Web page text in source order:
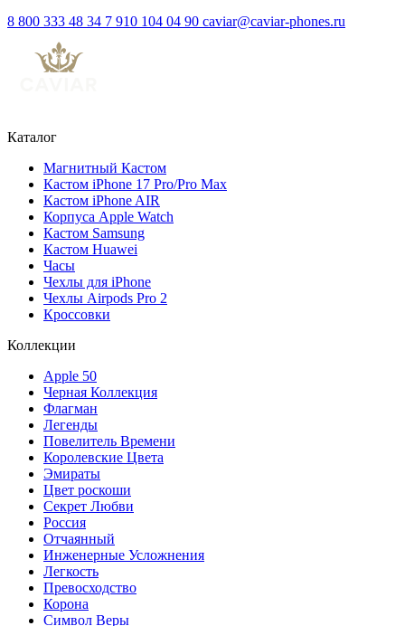
8 800 333 48 34 7 910 104 04 90 caviar@caviar-phones.ru
Каталог
Магнитный Кастом
Кастом iPhone 17 Pro/Pro Max
Кастом iPhone AIR
Корпуса Apple Watch
Кастом Samsung
Кастом Huawei
Часы
Чехлы для iPhone
Чехлы Airpods Pro 2
Кроссовки
Коллекции
Apple 50
Черная Коллекция
Флагман
Легенды
Повелитель Времени
Королевские Цвета
Эмираты
Цвет роскоши
Секрет Любви
Россия
Отчаянный
Инженерные Усложнения
Легкость
Превосходство
Корона
Символ Веры